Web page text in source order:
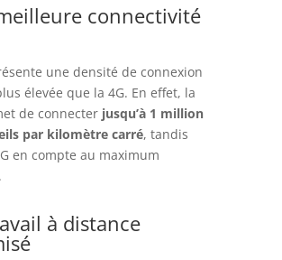
connectivité
une densité de connexion
élevée que la 4G. En effet, la
de connecter jusqu’à 1 million
par kilomètre carré, tandis
en compte au maximum
à distance